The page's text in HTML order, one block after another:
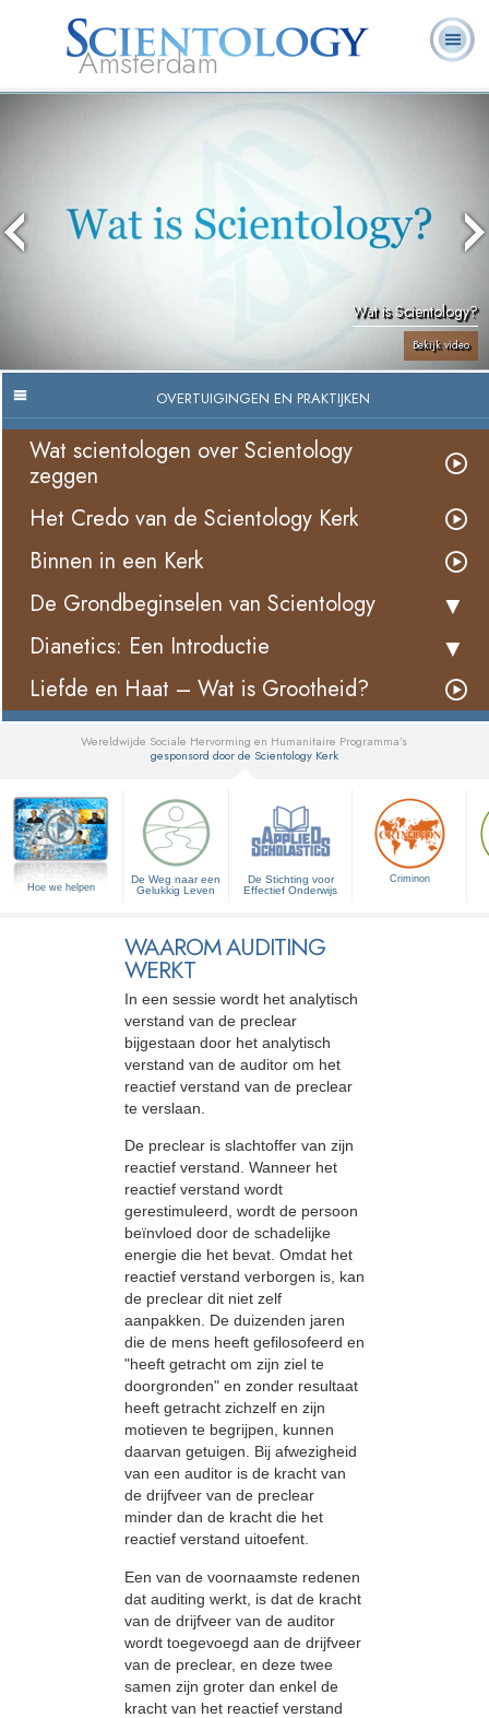
Amsterdam
Werkers
Wat is Scientology?
Bekijk video
OVERTUIGINGEN EN PRAKTIJKEN
Wat scientologen over Scientology
zeggen
Het Credo van de Scientology Kerk
Binnen in een Kerk
De Grondbeginselen van Scientology
Dianetics: Een Introductie
Liefde en Haat – Wat is Grootheid?
Wereldwijde Sociale Hervorming en Humanitaire Programma’s
gesponsord door de Scientology Kerk
Hoe we helpen
De Weg naar een
Gelukkig Leven
De Stichting voor
Effectief Onderwijs
Criminon
WAAROM AUDITING
WERKT
In een sessie wordt het analytisch
verstand van de preclear
bijgestaan door het analytisch
verstand van de auditor om het
reactief verstand van de preclear
te verslaan.
De preclear is slachtoffer van zijn
reactief verstand. Wanneer het
reactief verstand wordt
gerestimuleerd, wordt de persoon
beïnvloed door de schadelijke
energie die het bevat. Omdat het
reactief verstand verborgen is, kan
de preclear dit niet zelf
aanpakken. De duizenden jaren
die de mens heeft gefilosofeerd en
"heeft getracht om zijn ziel te
doorgronden" en zonder resultaat
heeft getracht zichzelf en zijn
motieven te begrijpen, kunnen
daarvan getuigen. Bij afwezigheid
van een auditor is de kracht van
de drijfveer van de preclear
minder dan de kracht die het
reactief verstand uitoefent.
Een van de voornaamste redenen
dat auditing werkt, is dat de kracht
van de drijfveer van de auditor
wordt toegevoegd aan de drijfveer
van de preclear, en deze twee
samen zijn groter dan enkel de
kracht van het reactief verstand